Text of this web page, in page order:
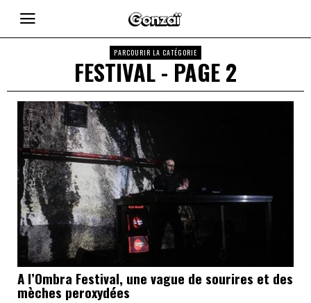
PARCOURIR LA CATÉGORIE
FESTIVAL- PAGE 2
A l’Ombra Festival, une vague de sourires et des
mèches peroxydées